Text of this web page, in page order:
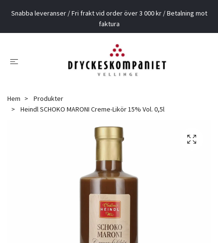
Snabba leveranser / Fri frakt vid order över 3 000 kr / Betalning mot
faktura
Hem
Produkter
Heindl SCHOKO MARONI Creme-Likör 15% Vol. 0,5l